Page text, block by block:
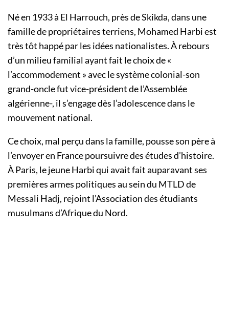
Né en 1933 à El Harrouch, près de Skikda, dans une
famille de propriétaires terriens, Mohamed Harbi est
très tôt happé par les idées nationalistes. À rebours
d’un milieu familial ayant fait le choix de «
l’accommodement » avec le système colonial-son
grand-oncle fut vice-président de l’Assemblée
algérienne-, il s’engage dès l’adolescence dans le
mouvement national.
Ce choix, mal perçu dans la famille, pousse son père à
l’envoyer en France poursuivre des études d’histoire.
À Paris, le jeune Harbi qui avait fait auparavant ses
premières armes politiques au sein du MTLD de
Messali Hadj, rejoint l’Association des étudiants
musulmans d’Afrique du Nord.